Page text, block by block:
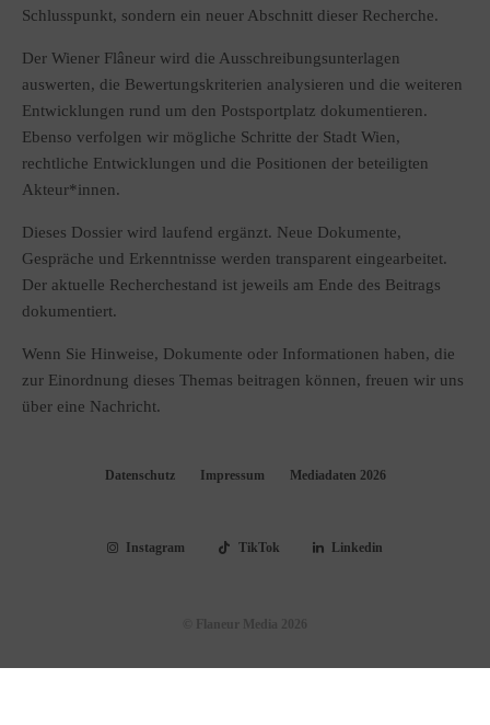
Schlusspunkt, sondern ein neuer Abschnitt dieser Recherche.
Der Wiener Flâneur wird die Ausschreibungsunterlagen
auswerten, die Bewertungskriterien analysieren und die weiteren
Entwicklungen rund um den Postsportplatz dokumentieren.
Ebenso verfolgen wir mögliche Schritte der Stadt Wien,
rechtliche Entwicklungen und die Positionen der beteiligten
Akteur*innen.
Dieses Dossier wird laufend ergänzt. Neue Dokumente,
Gespräche und Erkenntnisse werden transparent eingearbeitet.
Der aktuelle Recherchestand ist jeweils am Ende des Beitrags
dokumentiert.
Wenn Sie Hinweise, Dokumente oder Informationen haben, die
zur Einordnung dieses Themas beitragen können, freuen wir uns
über eine Nachricht.
Datenschutz Impressum Mediadaten 2026
Instagram TikTok Linkedin